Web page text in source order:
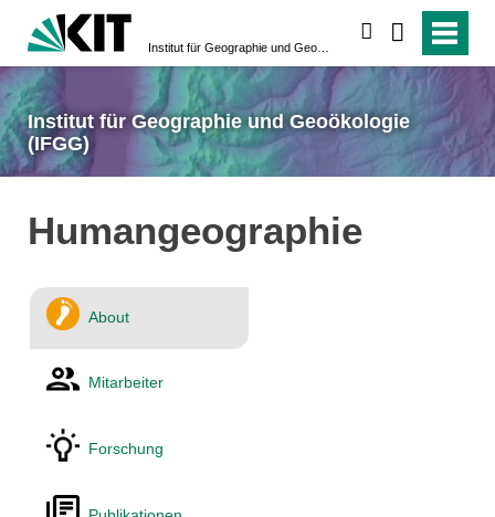
Institut für Geographie und Geoökologie
(IFGG)
Humangeographie
About
Mitarbeiter
Forschung